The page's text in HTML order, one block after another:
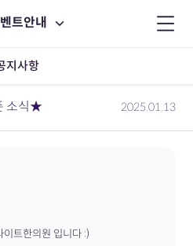
트안내
지사항
소식★ 2025.01.13
이트한의원 입니다 :)